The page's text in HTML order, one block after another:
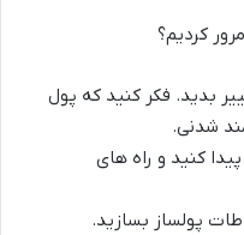
کردیم؟
بدید. فکر کنید که پول
شدنی.
کنید و راه های
پولساز بسازید.